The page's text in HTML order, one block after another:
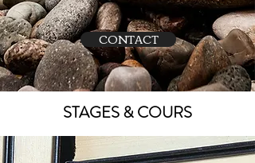
CONTACT
STAGES & COURS